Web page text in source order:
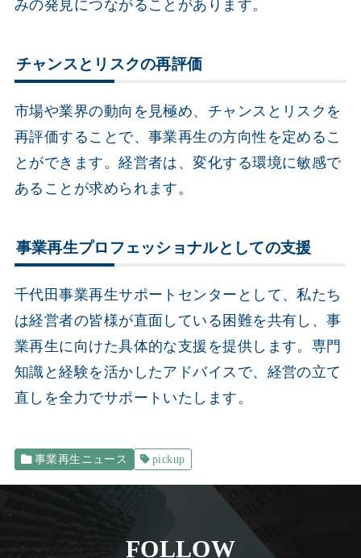
みの発見につながることがあります。
チャンスとリスクの再評価
市場や業界の動向を見極め、チャンスとリスクを
再評価することで、事業再生の方向性を定めるこ
とができます。経営者は、変化する環境に敏感で
あることが求められます。
事業再生プロフェッショナルとしての支援
千代田事業再生サポートセンターとして、私たち
は経営者の皆様が直面している困難を共有し、事
業再生に向けた具体的な支援を提供します。専門
知識と経験を活かしたアドバイスで、経営の立て
直しを全力でサポートいたします。
事業再生ニュース pickup
FOLLOW